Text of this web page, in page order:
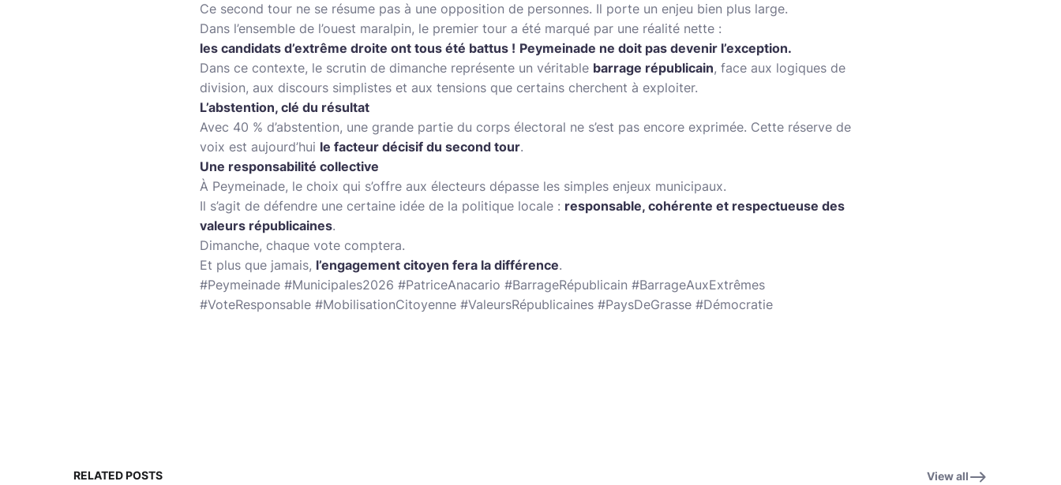
Ce second tour ne se résume pas à une opposition de personnes. Il porte un enjeu bien plus large.
Dans l’ensemble de l’ouest maralpin, le premier tour a été marqué par une réalité nette :
les candidats d’extrême droite ont tous été battus ! Peymeinade ne doit pas devenir l’exception.
Dans ce contexte, le scrutin de dimanche représente un véritable barrage républicain, face aux logiques de
division, aux discours simplistes et aux tensions que certains cherchent à exploiter.
L’abstention, clé du résultat
Avec 40 % d’abstention, une grande partie du corps électoral ne s’est pas encore exprimée. Cette réserve de
voix est aujourd’hui le facteur décisif du second tour.
Une responsabilité collective
À Peymeinade, le choix qui s’offre aux électeurs dépasse les simples enjeux municipaux.
Il s’agit de défendre une certaine idée de la politique locale : responsable, cohérente et respectueuse des
valeurs républicaines.
Dimanche, chaque vote comptera.
Et plus que jamais, l’engagement citoyen fera la différence.
#Peymeinade #Municipales2026 #PatriceAnacario #BarrageRépublicain #BarrageAuxExtrêmes
#VoteResponsable #MobilisationCitoyenne #ValeursRépublicaines #PaysDeGrasse #Démocratie
RELATED POSTS View all